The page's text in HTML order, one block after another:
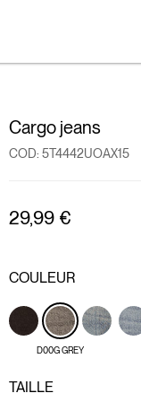
Cargo jeans
COD: 5T4442UOAX15
29,99 €
COULEUR
D00G GREY
TAILLE